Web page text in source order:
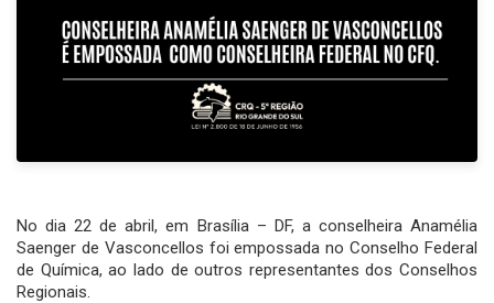
No dia 22 de abril, em Brasília – DF, a conselheira Anamélia
Saenger de Vasconcellos foi empossada no Conselho Federal
de Química, ao lado de outros representantes dos Conselhos
Regionais.